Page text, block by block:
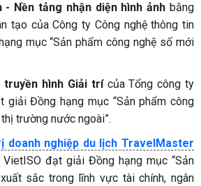
- Nền tảng nhận diện hình ảnh bằng
tạo của Công ty Công nghệ thông tin
mục “Sản phẩm công nghệ số mới
truyền hình Giải trícủa Tổng công ty
giải Đồng hạng mục “Sản phẩm công
trường nước ngoài”.
doanh nghiệp du lịch TravelMaster
đạt giải Đồng hạng mục “Sản
sắc trong lĩnh vực tài chính, ngân